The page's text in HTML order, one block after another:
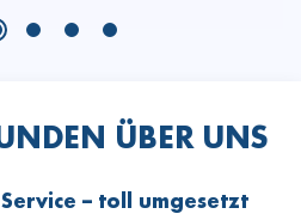
ÜBER UNS
– toll umgesetzt